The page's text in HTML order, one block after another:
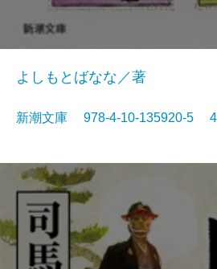
よしもとばなな／著
新潮文庫 978-4-10-135920-5